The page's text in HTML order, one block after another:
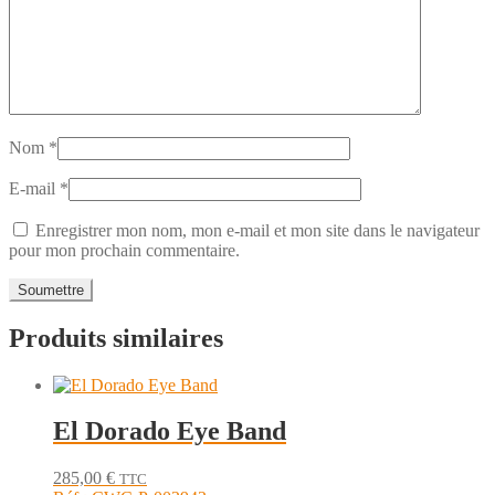
Nom *
E-mail *
Enregistrer mon nom, mon e-mail et mon site dans le navigateur
pour mon prochain commentaire.
Produits similaires
El Dorado Eye Band
285,00 € TTC